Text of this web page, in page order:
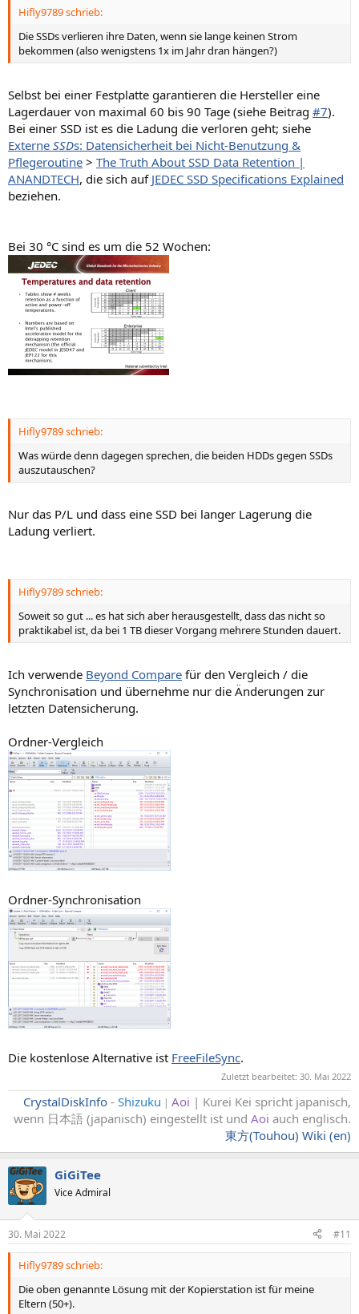
Hifly9789 schrieb:
Die SSDs verlieren ihre Daten, wenn sie lange keinen Strom
bekommen (also wenigstens 1x im Jahr dran hängen?)
Selbst bei einer Festplatte garantieren die Hersteller eine
Lagerdauer von maximal 60 bis 90 Tage (siehe Beitrag #7).
Bei einer SSD ist es die Ladung die verloren geht; siehe
Externe SSDs: Datensicherheit bei Nicht-Benutzung &
Pflegeroutine > The Truth About SSD Data Retention |
ANANDTECH, die sich auf JEDEC SSD Specifications Explained
beziehen.
Bei 30 °C sind es um die 52 Wochen:
Hifly9789 schrieb:
Was würde denn dagegen sprechen, die beiden HDDs gegen SSDs
auszutauschen?
Nur das P/L und dass eine SSD bei langer Lagerung die
Ladung verliert.
Hifly9789 schrieb:
Soweit so gut ... es hat sich aber herausgestellt, dass das nicht so
praktikabel ist, da bei 1 TB dieser Vorgang mehrere Stunden dauert.
Ich verwende Beyond Compare für den Vergleich / die
Synchronisation und übernehme nur die Änderungen zur
letzten Datensicherung.
Ordner-Vergleich
Ordner-Synchronisation
Die kostenlose Alternative ist FreeFileSync.
Zuletzt bearbeitet: 30. Mai 2022
CrystalDiskInfo - Shizuku | Aoi | Kurei Kei spricht japanisch,
wenn 日本語 (japanisch) eingestellt ist und Aoi auch englisch.
東方(Touhou) Wiki (en)
GiGiTee
Vice Admiral
30. Mai 2022 #11
Hifly9789 schrieb:
Die oben genannte Lösung mit der Kopierstation ist für meine
Eltern (50+).